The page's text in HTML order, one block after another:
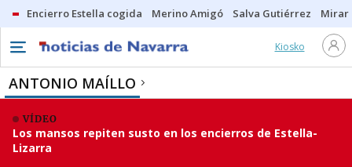
Encierro Estella cogida Merino Amigó Salva Gutiérrez Mirar
Kiosko
ANTONIO MAÍLLO
VÍDEO
Los mansos repiten susto en los encierros de Estella-
Lizarra